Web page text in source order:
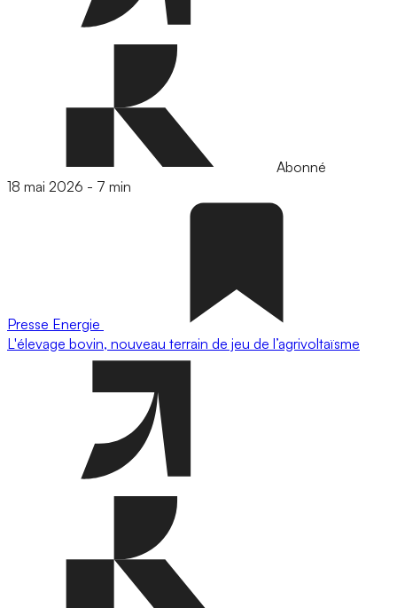
Abonné
18 mai 2026 - 7 min
Presse Energie
L'élevage bovin, nouveau terrain de jeu de l’agrivoltaïsme